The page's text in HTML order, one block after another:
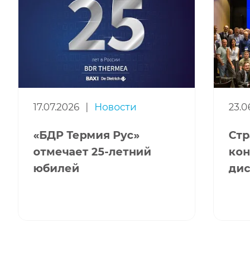
17.07.2026 Новости
«БДР Термия Рус»
отмечает 25-летний
юбилей